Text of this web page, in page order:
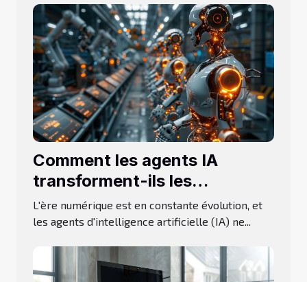
Comment les agents IA
transforment-ils les
industries en 2025 ?
L'ère numérique est en constante évolution, et
les agents d'intelligence artificielle (IA) ne...